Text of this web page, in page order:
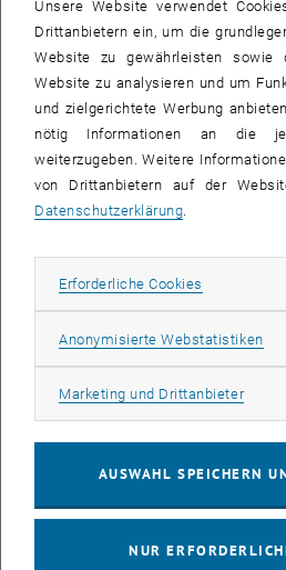
Unsere Website verwendet
Drittanbietern ein, um die
Website zu gewährleisten
Website zu analysieren und um
und zielgerichtete Werbung
nötig Informationen an die
weiterzugeben. Weitere
von Drittanbietern auf der
Datenschutzerklärung
Erforderliche Cookies
Anonymisierte Webstatistiken
Marketing und Drittanbieter
AUSWAHL SPEICHERN
NUR